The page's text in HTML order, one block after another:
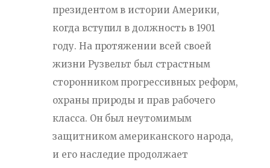
президентом в истории Америки,
когда вступил в должность в 1901
году. На протяжении всей своей
жизни Рузвельт был страстным
сторонником прогрессивных реформ,
охраны природы и прав рабочего
класса. Он был неутомимым
защитником американского народа,
и его наследие продолжает